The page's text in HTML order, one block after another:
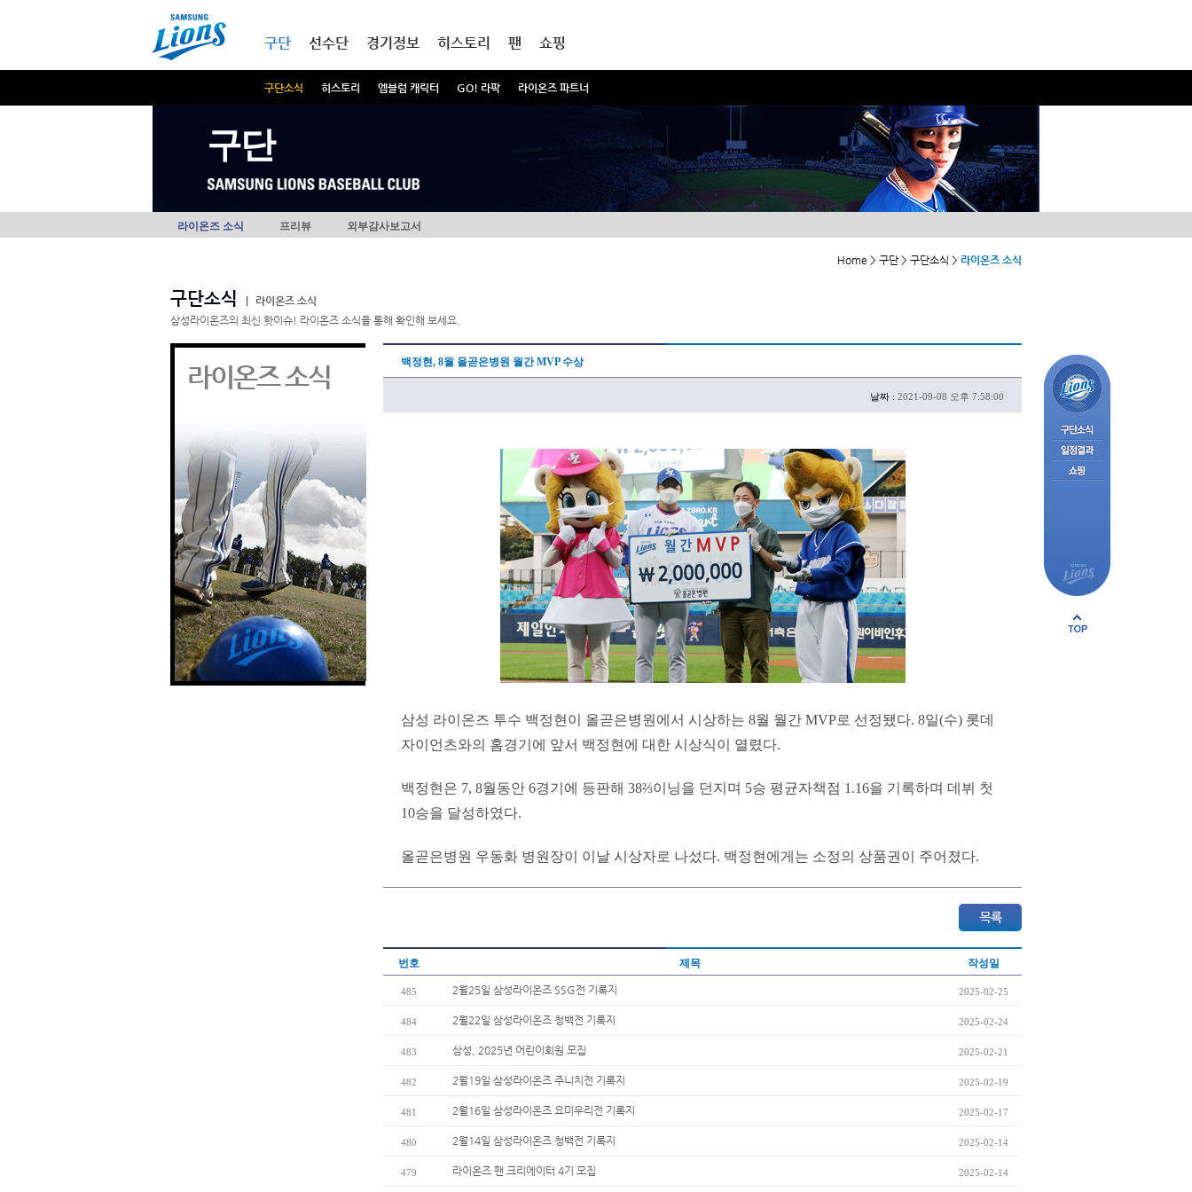
구단
구단소식 히스토리 엠블럼 캐릭터 GO! 라팍 라이온즈 파트너
선수단 경기정보 히스토리 팬 쇼핑
구단
라이온즈 소식 프리뷰 외부감사보고서
Home > 구단 > 구단소식 > 라이온즈 소식
구단소식
라이온즈 소식
삼성라이온즈의 최신 핫이슈! 라이온즈 소식을 통해 확인해 보세요.
라이온즈 소식 백정현, 8월 올곧은병원 월간 MVP 수상
날짜 : 2021-09-08 오후 7:58:00
삼성 라이온즈 투수 백정현이 올곧은병원에서 시상하는 8월 월간 MVP로 선정됐다. 8일(수) 롯데
자이언츠와의 홈경기에 앞서 백정현에 대한 시상식이 열렸다.
백정현은 7, 8월동안 6경기에 등판해 38⅔이닝을 던지며 5승 평균자책점 1.16을 기록하며 데뷔 첫
10승을 달성하였다.
올곧은병원 우동화 병원장이 이날 시상자로 나섰다. 백정현에게는 소정의 상품권이 주어졌다.
번호 제목 작성일
485 2월25일 삼성라이온즈 SSG전 기록지 2025-02-25
484 2월22일 삼성라이온즈 청백전 기록지 2025-02-24
483 삼성, 2025년 어린이회원 모집 2025-02-21
482 2월19일 삼성라이온즈 주니치전 기록지 2025-02-19
481 2월16일 삼성라이온즈 요미우리전 기록지 2025-02-17
480 2월14일 삼성라이온즈 청백전 기록지 2025-02-14
479 라이온즈 팬 크리에이터 4기 모집 2025-02-14